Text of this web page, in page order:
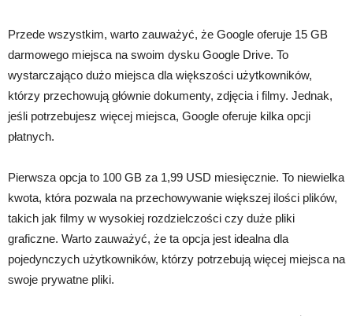
Przede wszystkim, warto zauważyć, że Google oferuje 15 GB
darmowego miejsca na swoim dysku Google Drive. To
wystarczająco dużo miejsca dla większości użytkowników,
którzy przechowują głównie dokumenty, zdjęcia i filmy. Jednak,
jeśli potrzebujesz więcej miejsca, Google oferuje kilka opcji
płatnych.
Pierwsza opcja to 100 GB za 1,99 USD miesięcznie. To niewielka
kwota, która pozwala na przechowywanie większej ilości plików,
takich jak filmy w wysokiej rozdzielczości czy duże pliki
graficzne. Warto zauważyć, że ta opcja jest idealna dla
pojedynczych użytkowników, którzy potrzebują więcej miejsca na
swoje prywatne pliki.